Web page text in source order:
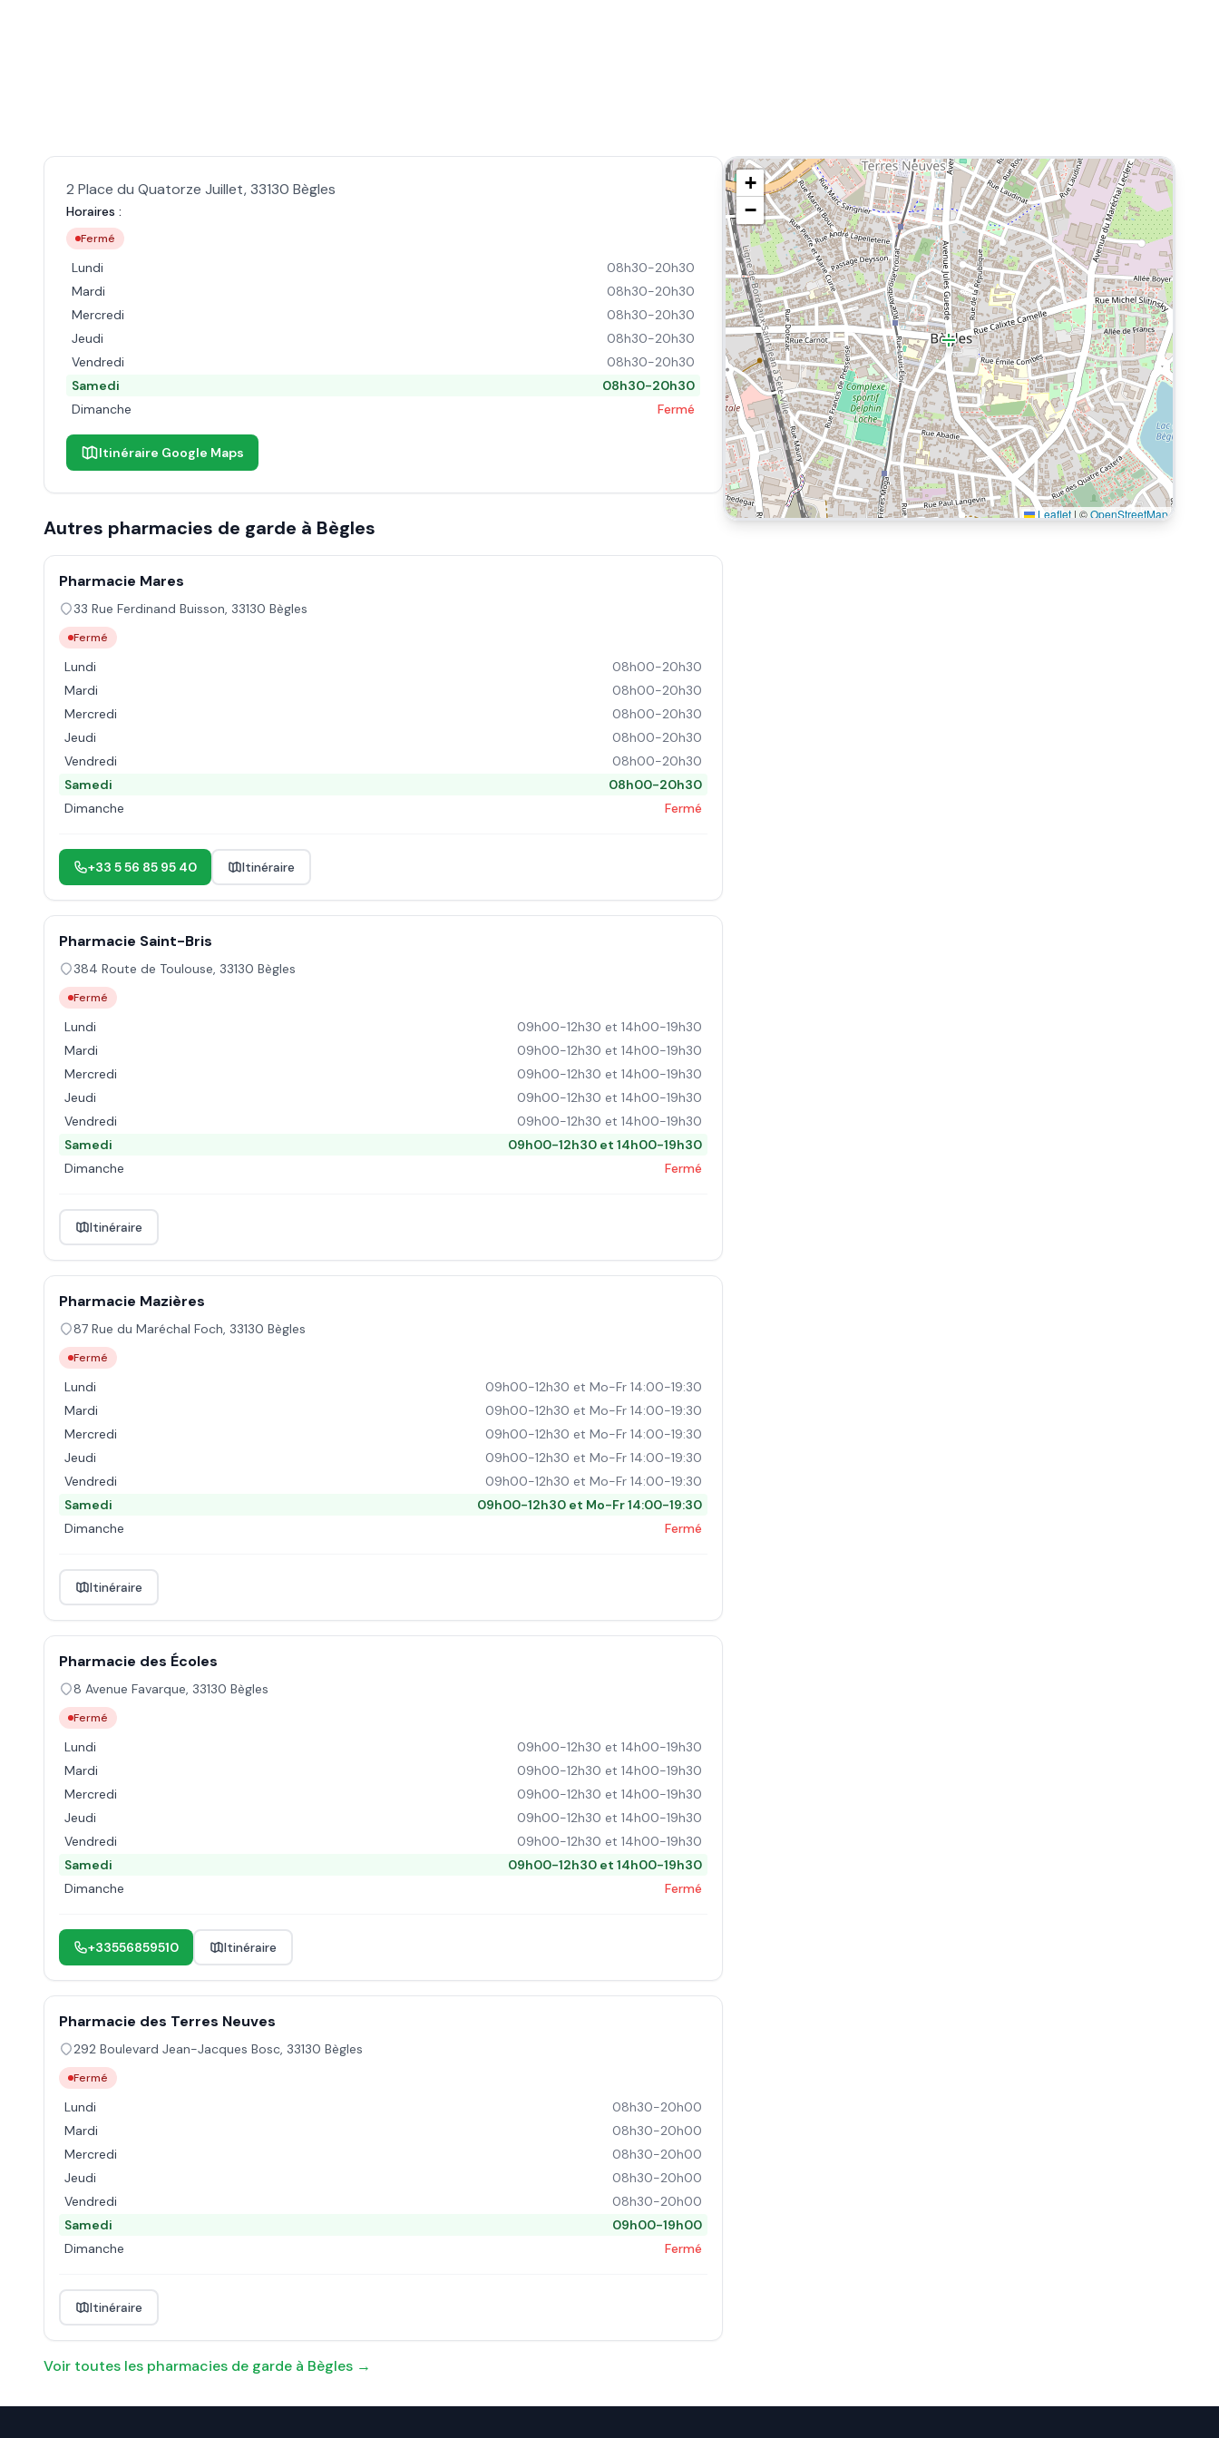
2 Place du Quatorze Juillet,33130 Bègles
Horaires :
Fermé
Lundi
08h30-20h30
Mardi
08h30-20h30
Mercredi
08h30-20h30
Jeudi
08h30-20h30
Vendredi
08h30-20h30
Samedi
08h30-20h30
Dimanche
Fermé
Itinéraire Google Maps
Autres pharmacies de garde à Bègles
Pharmacie Mares
33 Rue Ferdinand Buisson, 33130 Bègles
Fermé
Lundi
08h00-20h30
Mardi
08h00-20h30
Mercredi
08h00-20h30
Jeudi
08h00-20h30
Vendredi
08h00-20h30
Samedi
08h00-20h30
Dimanche
Fermé
+33 5 56 85 95 40 Itinéraire
Pharmacie Saint-Bris
384 Route de Toulouse, 33130 Bègles
Fermé
Lundi
09h00-12h30 et 14h00-19h30
Mardi
09h00-12h30 et 14h00-19h30
Mercredi
09h00-12h30 et 14h00-19h30
Jeudi
09h00-12h30 et 14h00-19h30
Vendredi
09h00-12h30 et 14h00-19h30
Samedi
09h00-12h30 et 14h00-19h30
Dimanche
Fermé
Itinéraire
Pharmacie Mazières
87 Rue du Maréchal Foch, 33130 Bègles
Fermé
Lundi
09h00-12h30 et Mo-Fr 14:00-19:30
Mardi
09h00-12h30 et Mo-Fr 14:00-19:30
Mercredi
09h00-12h30 et Mo-Fr 14:00-19:30
Jeudi
09h00-12h30 et Mo-Fr 14:00-19:30
Vendredi
09h00-12h30 et Mo-Fr 14:00-19:30
Samedi
09h00-12h30 et Mo-Fr 14:00-19:30
Dimanche
Fermé
Itinéraire
Pharmacie des Écoles
8 Avenue Favarque, 33130 Bègles
Fermé
Lundi
09h00-12h30 et 14h00-19h30
Mardi
09h00-12h30 et 14h00-19h30
Mercredi
09h00-12h30 et 14h00-19h30
Jeudi
09h00-12h30 et 14h00-19h30
Vendredi
09h00-12h30 et 14h00-19h30
Samedi
09h00-12h30 et 14h00-19h30
Dimanche
Fermé
+33556859510 Itinéraire
Pharmacie des Terres Neuves
292 Boulevard Jean-Jacques Bosc, 33130 Bègles
Fermé
Lundi
08h30-20h00
Mardi
08h30-20h00
Mercredi
08h30-20h00
Jeudi
08h30-20h00
Vendredi
08h30-20h00
Samedi
09h00-19h00
Dimanche
Fermé
Itinéraire
Voir toutes les pharmacies de garde à Bègles →
+
−
Leaflet | ©OpenStreetMap